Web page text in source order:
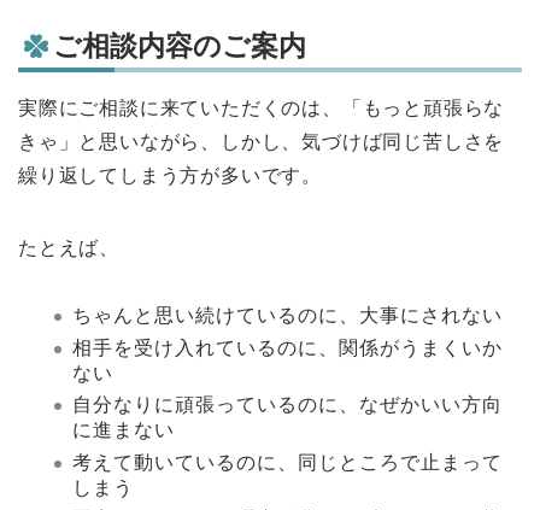
ご相談内容のご案内
実際にご相談に来ていただくのは、「もっと頑張らな
きゃ」と思いながら、しかし、気づけば同じ苦しさを
繰り返してしまう方が多いです。
たとえば、
ちゃんと思い続けているのに、大事にされない
相手を受け入れているのに、関係がうまくいか
ない
自分なりに頑張っているのに、なぜかいい方向
に進まない
考えて動いているのに、同じところで止まって
しまう